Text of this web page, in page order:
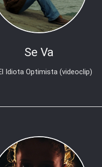
Se Va
Idiota Optimista (videoclip)